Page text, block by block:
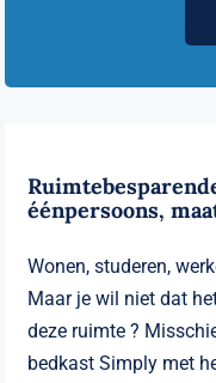
éénpersoons,
Wonen, studeren,
Maar je wil niet dat
deze ruimte ?
bedkast Simply met